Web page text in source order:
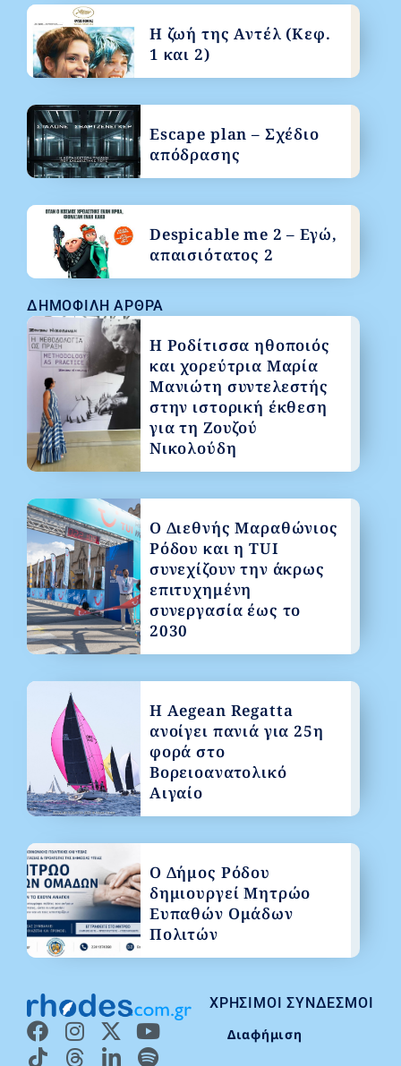
ΧΡΉΣΙΜΟΙ ΣΎΝΔΕΣΜΟΙ
Διαφήμιση
ΔΗΜΟΦΙΛΉ ΆΡΘΡΑ
Η Ροδίτισσα ηθοποιός
και χορεύτρια Μαρία
Μανιώτη συντελεστής
στην ιστορική έκθεση
για τη Ζουζού
Νικολούδη
Ο Διεθνής Μαραθώνιος
Ρόδου και η TUI
συνεχίζουν την άκρως
επιτυχημένη
συνεργασία έως το
2030
Η Aegean Regatta
ανοίγει πανιά για 25η
φορά στο
Βορειοανατολικό
Αιγαίο
Ο Δήμος Ρόδου
δημιουργεί Μητρώο
Ευπαθών Ομάδων
Πολιτών
Η ζωή της Αντέλ (Κεφ.
1 και 2)
Escape plan – Σχέδιο
απόδρασης
Despicable me 2 – Εγώ,
απαισιότατος 2